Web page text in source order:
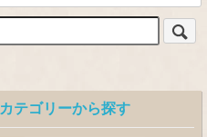
カテゴリーから探す